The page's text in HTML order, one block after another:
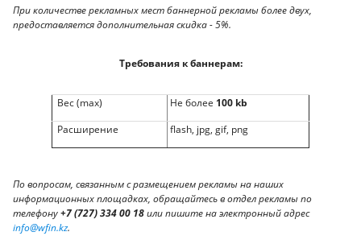
При количестве рекламных мест баннерной рекламы более двух,
предоставляется дополнительная скидка - 5%.
Требования к баннерам:
Вес (max) Не более 100 kb
Расширение
flash, jpg, gif, png
По вопросам, связанным с размещением рекламы на наших
информационных площадках, обращайтесь в отдел рекламы по
телефону+7 (727) 334 00 18или пишите на электронный адрес
info@wfin.kz.